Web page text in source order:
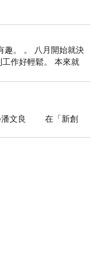
。 。 八月開始就決
作好輕鬆。 本來就
新創